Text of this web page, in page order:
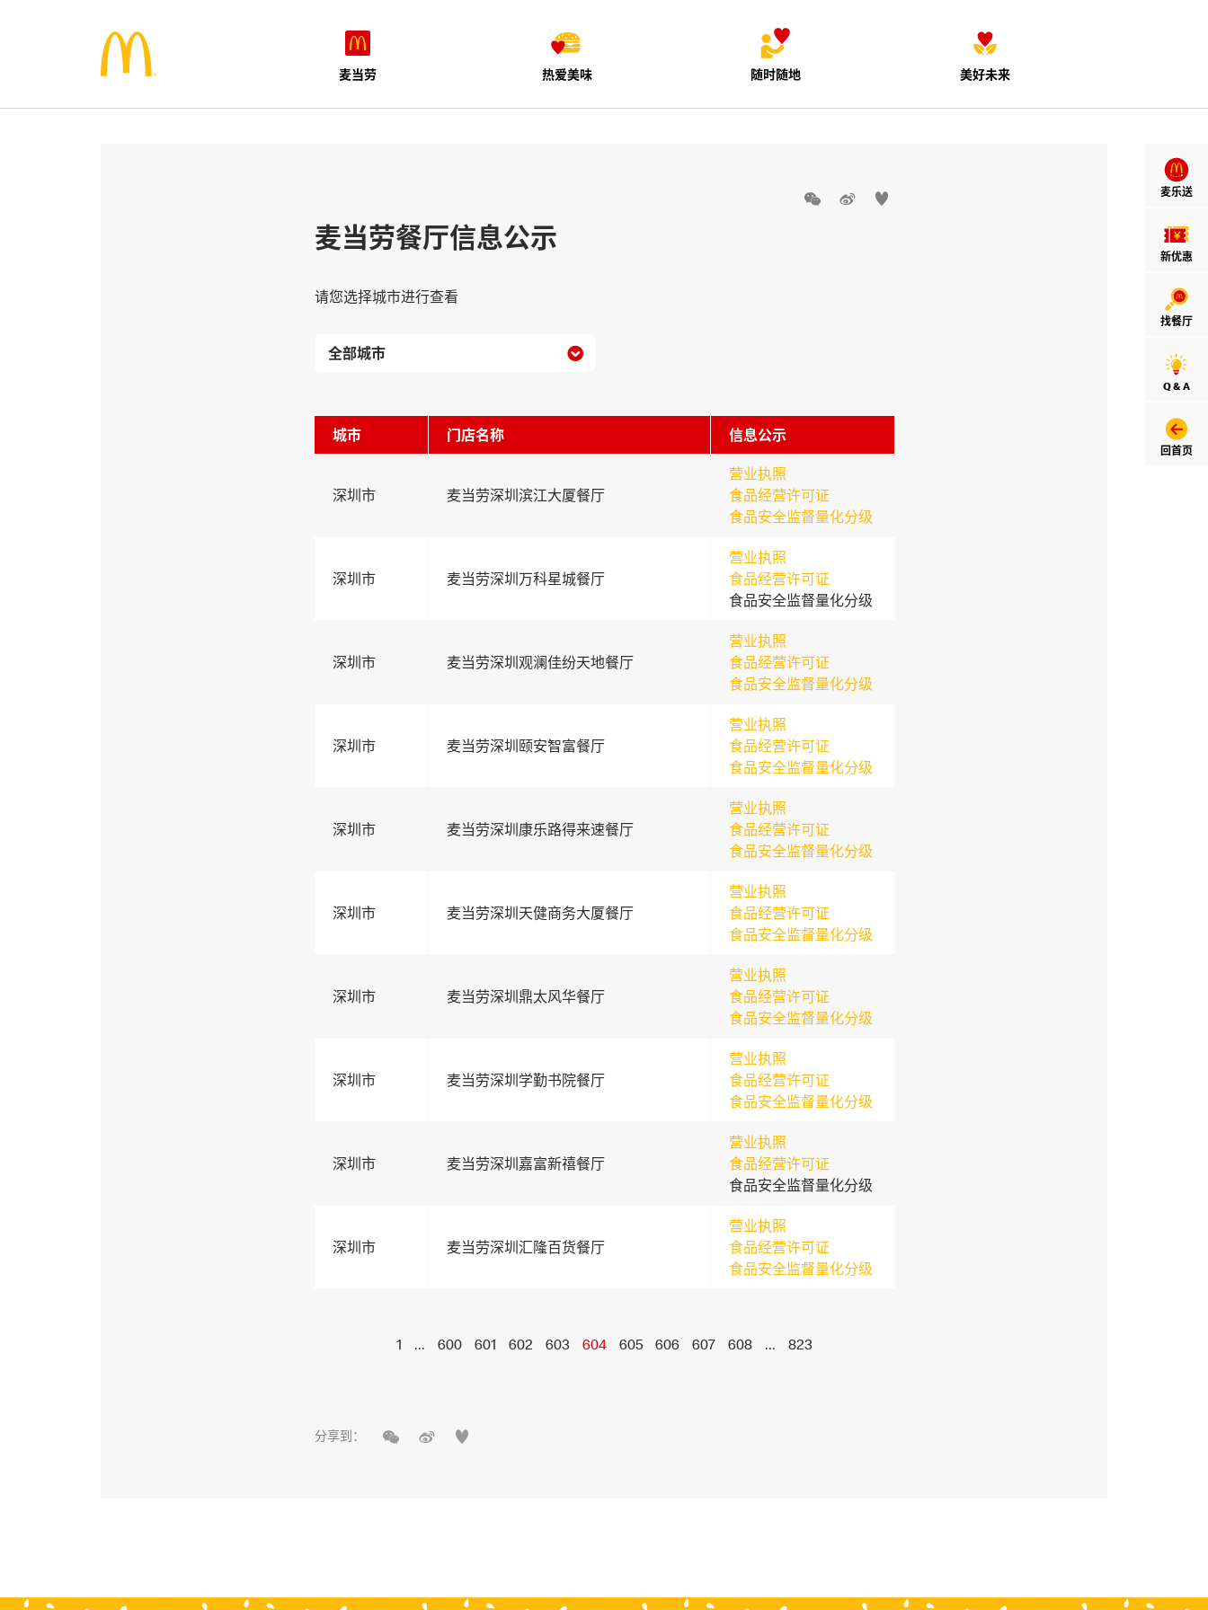
麦当劳 热爱美味 随时随地 美好未来
麦乐送
新优惠
找餐厅
Q & A
回首页
  
麦当劳餐厅信息公示
请您选择城市进行查看

城市 门店名称 信息公示
深圳市 麦当劳深圳滨江大厦餐厅
营业执照
食品经营许可证
食品安全监督量化分级
深圳市 麦当劳深圳万科星城餐厅
营业执照
食品经营许可证
食品安全监督量化分级
深圳市 麦当劳深圳观澜佳纷天地餐厅
营业执照
食品经营许可证
食品安全监督量化分级
深圳市 麦当劳深圳颐安智富餐厅
营业执照
食品经营许可证
食品安全监督量化分级
深圳市 麦当劳深圳康乐路得来速餐厅
营业执照
食品经营许可证
食品安全监督量化分级
深圳市 麦当劳深圳天健商务大厦餐厅
营业执照
食品经营许可证
食品安全监督量化分级
深圳市 麦当劳深圳鼎太风华餐厅
营业执照
食品经营许可证
食品安全监督量化分级
深圳市 麦当劳深圳学勤书院餐厅
营业执照
食品经营许可证
食品安全监督量化分级
深圳市 麦当劳深圳嘉富新禧餐厅
营业执照
食品经营许可证
食品安全监督量化分级
深圳市 麦当劳深圳汇隆百货餐厅
营业执照
食品经营许可证
食品安全监督量化分级
1 ... 600 601 602 603 604 605 606 607 608 ... 823
分享到：   